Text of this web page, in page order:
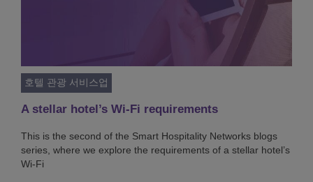
호텔 관광 서비스업
A stellar hotel’s Wi-Fi requirements
This is the second of the Smart Hospitality Networks blogs
series, where we explore the requirements of a stellar hotel’s
Wi-Fi